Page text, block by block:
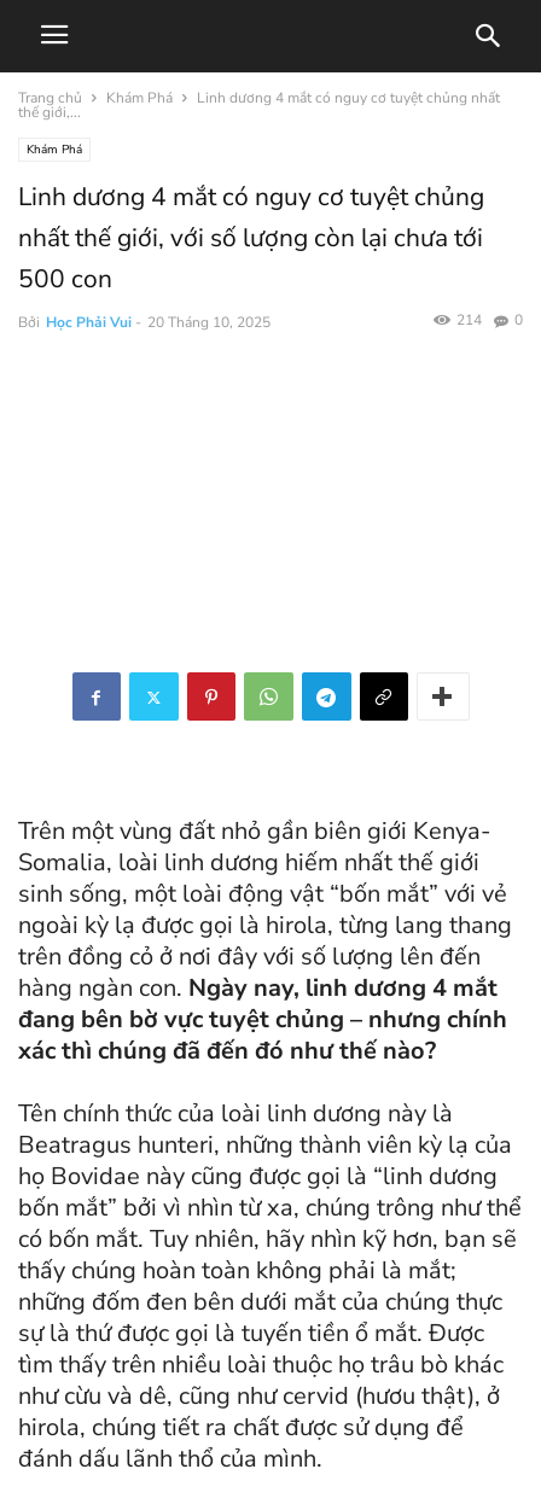
Trang chủ Khám Phá Linh dương 4 mắt có nguy cơ tuyệt chủng nhất
thế giới,...
Khám Phá
Linh dương 4 mắt có nguy cơ tuyệt chủng
nhất thế giới, với số lượng còn lại chưa tới
500 con
Bởi Học Phải Vui - 20 Tháng 10, 2025 0
214
Trên một vùng đất nhỏ gần biên giới Kenya-
Somalia, loài linh dương hiếm nhất thế giới
sinh sống, một loài động vật “bốn mắt” với vẻ
ngoài kỳ lạ được gọi là hirola, từng lang thang
trên đồng cỏ ở nơi đây với số lượng lên đến
hàng ngàn con. Ngày nay, linh dương 4 mắt
đang bên bờ vực tuyệt chủng – nhưng chính
xác thì chúng đã đến đó như thế nào?
Tên chính thức của loài linh dương này là
Beatragus hunteri, những thành viên kỳ lạ của
họ Bovidae này cũng được gọi là “linh dương
bốn mắt” bởi vì nhìn từ xa, chúng trông như thể
có bốn mắt. Tuy nhiên, hãy nhìn kỹ hơn, bạn sẽ
thấy chúng hoàn toàn không phải là mắt;
những đốm đen bên dưới mắt của chúng thực
sự là thứ được gọi là tuyến tiền ổ mắt. Được
tìm thấy trên nhiều loài thuộc họ trâu bò khác
như cừu và dê, cũng như cervid (hươu thật), ở
hirola, chúng tiết ra chất được sử dụng để
đánh dấu lãnh thổ của mình.